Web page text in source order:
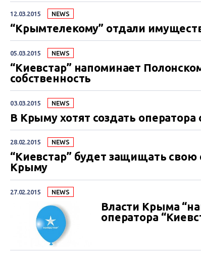
12.03.2015 NEWS
“Крымтелекому” отдали
05.03.2015 NEWS
“Киевстар” напоминает
собственность
03.03.2015 NEWS
В Крыму хотят создать оператора
28.02.2015 NEWS
“Киевстар” будет защищать свою
Крыму
27.02.2015 NEWS
Власти Крыма
оператора